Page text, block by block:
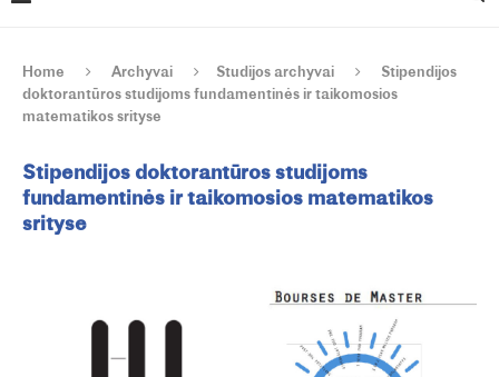
Home Archyvai Studijos archyvai
Stipendijos
doktorantūros studijoms fundamentinės ir taikomosios
matematikos srityse
Stipendijos doktorantūros studijoms
fundamentinės ir taikomosios matematikos
srityse